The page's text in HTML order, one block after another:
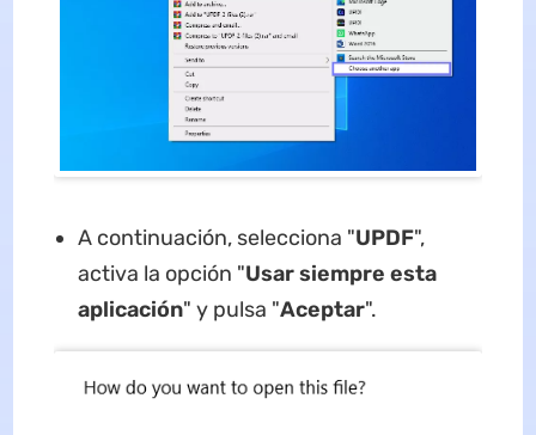
A continuación, selecciona "UPDF",
activa la opción "Usar siempre esta
aplicación" y pulsa "Aceptar".